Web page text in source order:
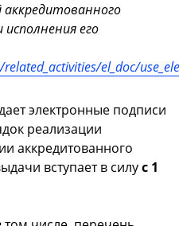
аккредитованного
его
el_doc/
электронные подписи
реализации
аккредитованного
вступает в силус 1